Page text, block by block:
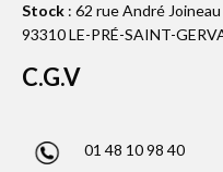
Stock : 62 rue André Joineau
93310 LE-PRÉ-SAINT-
C.G.V
01 48 10 98 40